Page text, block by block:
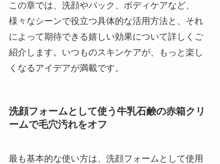
この章では、洗顔やパック、ボディケアなど、
様々なシーンで役立つ具体的な活用方法と、それ
によって期待できる嬉しい効果について詳しくご
紹介します。いつものスキンケアが、もっと楽し
くなるアイデアが満載です。
洗顔フォームとして使う牛乳石鹸の赤箱クリ
ームで毛穴汚れをオフ
最も基本的な使い方は、洗顔フォームとして使用